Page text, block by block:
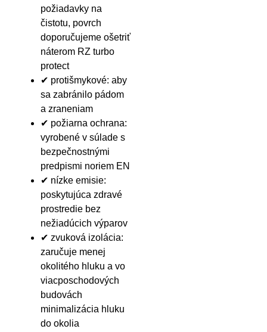
požiadavky na
čistotu, povrch
doporučujeme ošetriť
náterom RZ turbo
protect
✔ protišmykové: aby
sa zabránilo pádom
a zraneniam
✔ požiarna ochrana:
vyrobené v súlade s
bezpečnostnými
predpismi noriem EN
✔ nízke emisie:
poskytujúca zdravé
prostredie bez
nežiadúcich výparov
✔ zvuková izolácia:
zaručuje menej
okolitého hluku a vo
viacposchodových
budovách
minimalizácia hluku
do okolia